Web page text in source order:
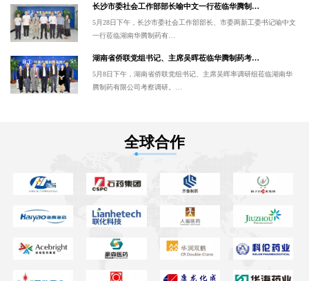
长沙市委社会工作部部长喻中文一行莅临华腾制…
5月28日下午，长沙市委社会工作部部长、市委两新工委书记喻中文
一行莅临湖南华腾制药有…
湖南省侨联党组书记、主席吴晖莅临华腾制药考…
5月8日下午，湖南省侨联党组书记、主席吴晖率调研组莅临湖南华
腾制药有限公司考察调研。…
全球合作